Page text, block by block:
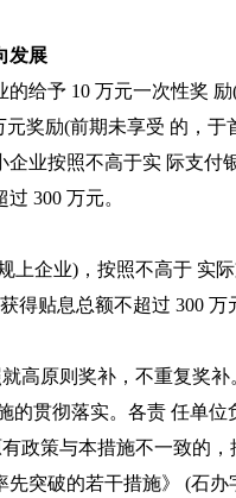
发展
给予 10 万元一次性奖
元奖励(前期未享受 的，
业按照不高于实 际支
300 万元。
上企业)，按照不高于 实
得贴息总额不超过 300 万
高原则奖补，不重复奖补
的贯彻落实。各责 任单位
政策与本措施不一致的
突破的若干措施》 (石办